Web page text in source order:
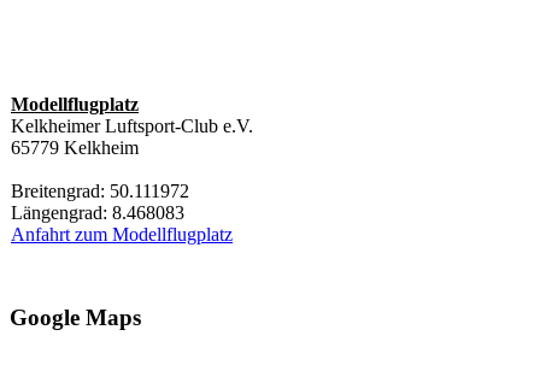
Modellflugplatz
Kelkheimer Luftsport-Club e.V.
65779 Kelkheim
Breitengrad: 50.111972
Längengrad: 8.468083
Anfahrt zum Modellflugplatz
Google Maps